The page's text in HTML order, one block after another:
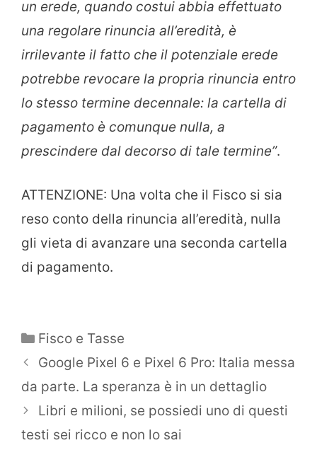
un erede, quando costui abbia effettuato
una regolare rinuncia all’eredità, è
irrilevante il fatto che il potenziale erede
potrebbe revocare la propria rinuncia entro
lo stesso termine decennale: la cartella di
pagamento è comunque nulla, a
prescindere dal decorso di tale termine”.
ATTENZIONE: Una volta che il Fisco si sia
reso conto della rinuncia all’eredità, nulla
gli vieta di avanzare una seconda cartella
di pagamento.
Categorie
Fisco e Tasse
Google Pixel 6 e Pixel 6 Pro: Italia messa
da parte. La speranza è in un dettaglio
Libri e milioni, se possiedi uno di questi
testi sei ricco e non lo sai